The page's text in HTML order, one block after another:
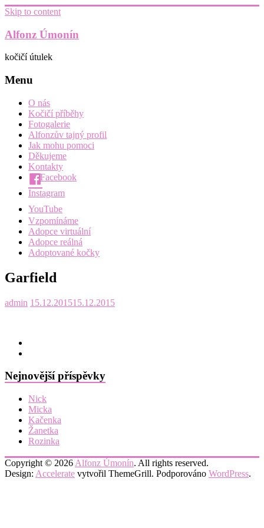
Skip to content
Alfonz Úmonín
kočičí útulek
Menu
O nás
Kočičí příběhy
Fotogalerie
Alfonzův tajný profil
Jak mohu pomoci
Děkujeme
Kontakty
Facebook
Instagram
YouTube
Vzpomínáme
Adopce virtuální
Adopce reálná
Adoptované kočky
Garfield
admin 15.12.201515.12.2015
Nejnovější příspěvky
Nick
Micka
Kačenka
Žanetka
Rozinka
Copyright © 2026 Alfonz Úmonín. All rights reserved.
Design: Accelerate vytvořil ThemeGrill. Podporováno WordPress.